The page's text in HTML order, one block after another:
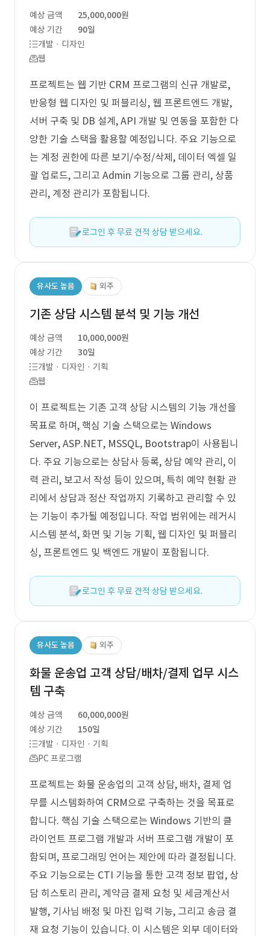
예상 금액
25,000,000원
예상 기간
90일
개발 · 디자인
웹
프로젝트는 웹 기반 CRM 프로그램의 신규 개발로,
반응형 웹 디자인 및 퍼블리싱, 웹 프론트엔드 개발,
서버 구축 및 DB 설계, API 개발 및 연동을 포함한 다
양한 기술 스택을 활용할 예정입니다. 주요 기능으로
는 계정 권한에 따른 보기/수정/삭제, 데이터 엑셀 일
괄 업로드, 그리고 Admin 기능으로 그룹 관리, 상품
관리, 계정 관리가 포함됩니다.
로그인 후 무료 견적 상담 받으세요.
유사도 높음 외주
기존 상담 시스템 분석 및 기능 개선
예상 금액
10,000,000원
예상 기간
30일
개발 · 디자인 · 기획
웹
이 프로젝트는 기존 고객 상담 시스템의 기능 개선을
목표로 하며, 핵심 기술 스택으로는 Windows
Server, ASP.NET, MSSQL, Bootstrap이 사용됩니
다. 주요 기능으로는 상담사 등록, 상담 예약 관리, 이
력 관리, 보고서 작성 등이 있으며, 특히 예약 현황 관
리에서 상담과 정산 작업까지 기록하고 관리할 수 있
는 기능이 추가될 예정입니다. 작업 범위에는 레거시
시스템 분석, 화면 및 기능 기획, 웹 디자인 및 퍼블리
싱, 프론트엔드 및 백엔드 개발이 포함됩니다.
로그인 후 무료 견적 상담 받으세요.
유사도 높음 외주
화물 운송업 고객 상담/배차/결제 업무 시스
템 구축
예상 금액
60,000,000원
예상 기간
150일
개발 · 디자인 · 기획
PC 프로그램
프로젝트는 화물 운송업의 고객 상담, 배차, 결제 업
무를 시스템화하여 CRM으로 구축하는 것을 목표로
합니다. 핵심 기술 스택으로는 Windows 기반의 클
라이언트 프로그램 개발과 서버 프로그램 개발이 포
함되며, 프로그래밍 언어는 제안에 따라 결정됩니다.
주요 기능으로는 CTI 기능을 통한 고객 정보 팝업, 상
담 히스토리 관리, 계약금 결제 요청 및 세금계산서
발행, 기사님 배정 및 마진 입력 기능, 그리고 송금 결
재 요청 기능이 있습니다. 이 시스템은 외부 데이터와